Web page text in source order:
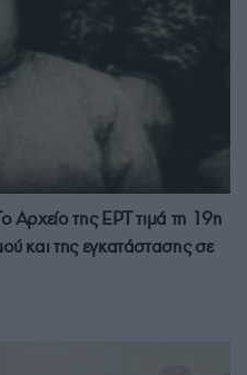
Αρχείο της ΕΡΤ τιμά τη 19η
και της εγκατάστασης σε